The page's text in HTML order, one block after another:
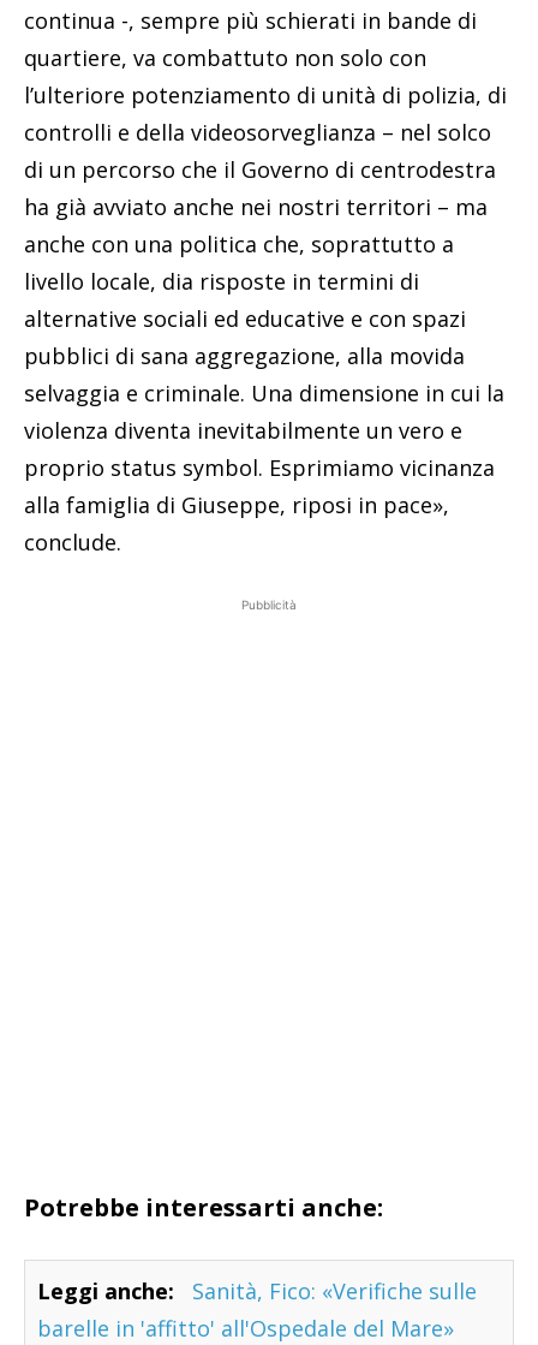
continua -, sempre più schierati in bande di
quartiere, va combattuto non solo con
l’ulteriore potenziamento di unità di polizia, di
controlli e della videosorveglianza – nel solco
di un percorso che il Governo di centrodestra
ha già avviato anche nei nostri territori – ma
anche con una politica che, soprattutto a
livello locale, dia risposte in termini di
alternative sociali ed educative e con spazi
pubblici di sana aggregazione, alla movida
selvaggia e criminale. Una dimensione in cui la
violenza diventa inevitabilmente un vero e
proprio status symbol. Esprimiamo vicinanza
alla famiglia di Giuseppe, riposi in pace»,
conclude.
Pubblicità
Potrebbe interessarti anche:
Leggi anche:
Sanità, Fico: «Verifiche sulle
barelle in 'affitto' all'Ospedale del Mare»